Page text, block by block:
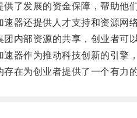
发展的资金保障，帮助他们
还提供人才支持和资源网络
部资源的共享，创业者可以
作为推动科技创新的引擎，
为创业者提供了一个有力的